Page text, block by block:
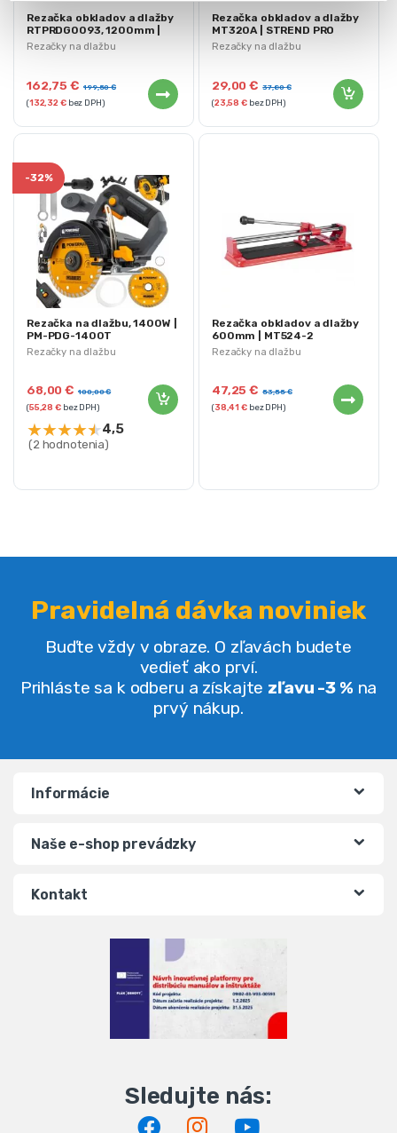
Rezačky na dlažbu
Rezačka obkladov a dlažby
RTPRDG0093, 1200mm |
RED TECHNIC
162,75€ 199,50€
(132,32 €bez DPH)
Rezačky na dlažbu
Rezačka obkladov a dlažby
MT320A | STREND PRO
29,00€ 37,80€
(23,58€bez DPH)
Rezačky na dlažbu
-32%
Rezačka na dlažbu, 1400W |
PM-PDG-1400T
68,00€ 100,00€
(55,28€bez DPH)
★★★★★4,5
(2 hodnotenia)
Rezačky na dlažbu
Rezačka obkladov a dlažby
600mm | MT524-2
47,25€ 53,55€
(38,41€bez DPH)
Pravidelná dávka noviniek
Buďte vždy v obraze. O zľavách budete
vedieť ako prví.
Prihláste sa k odberu a získajte zľavu -3 % na
prvý nákup.
Informácie
Naše e-shop prevádzky
Kontakt